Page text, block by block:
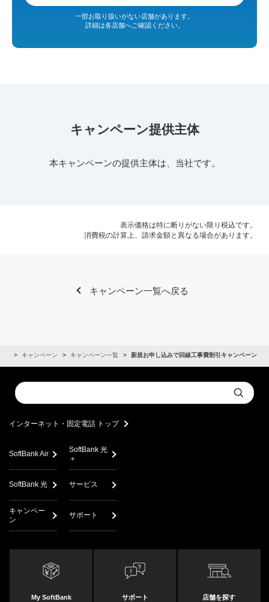
一部お取り扱いがない店舗があります。
詳細は各店舗へご確認ください。
キャンペーン提供主体
本キャンペーンの提供主体は、当社です。
表示価格は特に断りがない限り税込です。
消費税の計算上、請求金額と異なる場合があります。
キャンペーン一覧へ戻る
キャンペーン キャンペーン一覧 新規お申し込みで回線工事費割引キャンペーン
Conduct
a
Submit
インターネット・固定電話 トップ
SoftBank Air
SoftBank 光
＋
SoftBank 光 サービス
キャンペー
ン
サポート
My SoftBank サポート 店舗を探す